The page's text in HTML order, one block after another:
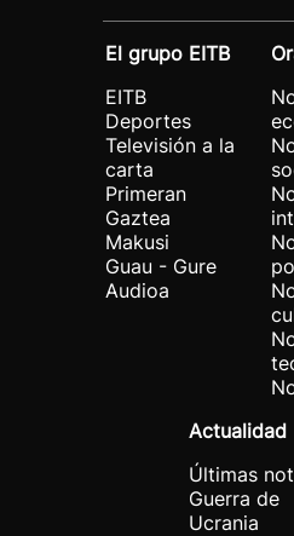
El grupo EITB
EITB
Deportes
Televisión a la
carta
Primeran
Gaztea
Makusi
Guau - Gure
Audioa
Actualidad
Últimas
Guerra de
Ucrania